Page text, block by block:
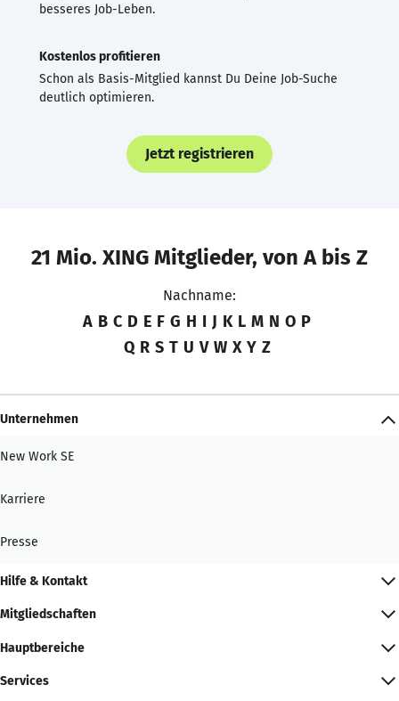
besseres Job-Leben.
Kostenlos profitieren
Schon als Basis-Mitglied kannst Du Deine Job-Suche
deutlich optimieren.
Jetzt registrieren
21 Mio. XING Mitglieder, von A bis Z
Nachname:
A B C D E F G H I J K L M N O P
Q R S T U V W X Y Z
Unternehmen
New Work SE
Karriere
Presse
Hilfe & Kontakt
Mitgliedschaften
Hauptbereiche
Services